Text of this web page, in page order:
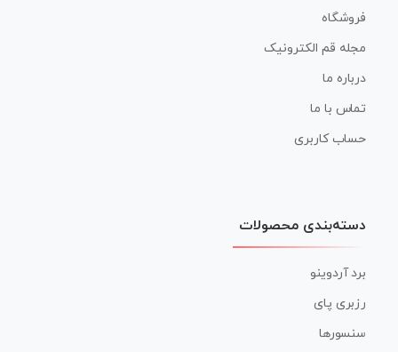
فروشگاه
مجله قم الکترونیک
درباره ما
تماس با ما
حساب کاربری
دسته‌بندی محصولات
برد آردوینو
رزبری پای
سنسورها